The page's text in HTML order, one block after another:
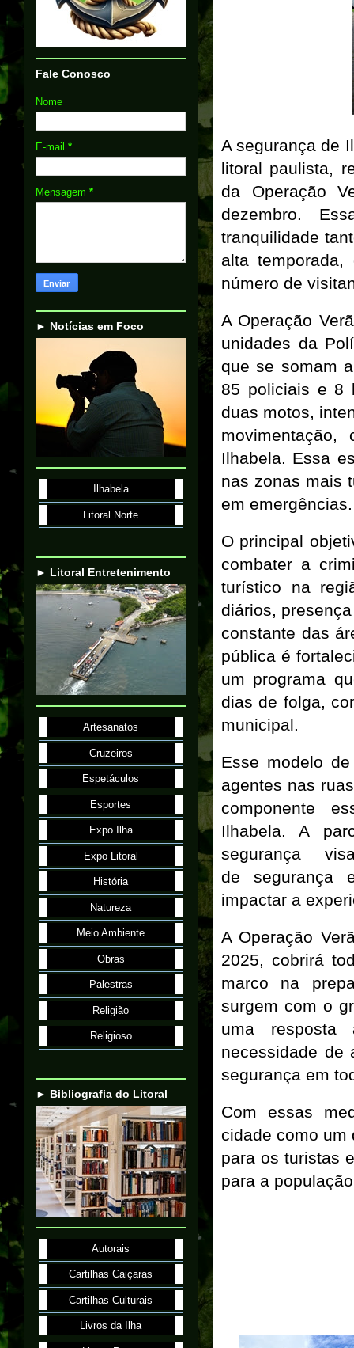
A segurança de
litoral paulista,
da Operação
dezembro.
tranquilidade
alta
número de
A Operação
unidades da
que se somam
85 policiais e 8
duas motos,
Ilhabela. Essa
nas zonas mais
em emergências.
O principal
combater a
turístico na
diários,
constante das
pública é
um programa
dias de folga,
municipal.
Esse modelo
agentes nas
componente
Ilhabela. A
segurança
de segurança
impactar a
A Operação
2025, cobrirá
marco na
surgem com o
uma
necessidade de
segurança em
Com essas
cidade como um
para os turistas
para a
Fale Conosco
Nome
E-mail *
Mensagem *
► Notícias em Foco
Ilhabela
Litoral Norte
► Litoral Entretenimento
Artesanatos
Cruzeiros
Espetáculos
Esportes
Expo Ilha
Expo Litoral
História
Natureza
Meio Ambiente
Obras
Palestras
Religião
Religioso
► Bibliografia do Litoral
Autorais
Cartilhas Caiçaras
Cartilhas Culturais
Livros da Ilha